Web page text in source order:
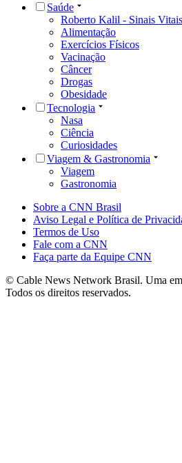
Saúde
Roberto Kalil - Sinais Vitais
Alimentação
Exercícios Físicos
Vacinação
Câncer
Drogas
Obesidade
Tecnologia
Nasa
Ciência
Curiosidades
Viagem & Gastronomia
Viagem
Gastronomia
Sobre a CNN Brasil
Aviso Legal e Política de
Termos de Uso
Fale com a CNN
Faça parte da Equipe CNN
© Cable News Network Brasil. Uma
Todos os direitos reservados.